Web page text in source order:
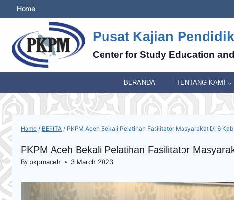
to
Home
Pusat Kajian
Center for Study Education
BERANDA TENTANG KAMI
Home / BERITA / PKPM Aceh Bekali Pelatihan Fasilitator Masyarakat Di 6
PKPM Aceh Bekali Pelatihan Fasilitator
By pkpmaceh 3 March 2023